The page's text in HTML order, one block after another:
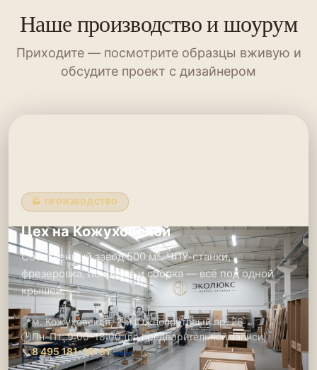
Наше производство и шоурум
Приходите — посмотрите образцы вживую и
обсудите проект с дизайнером
🏭 ПРОИЗВОДСТВО
Цех на Кожуховской
Собственный завод 500 м². ЧПУ-станки,
фрезеровка, покраска и сборка — всё под одной
крышей.
📍м. Кожуховская, 2-й Южнопортовый пр. 26
🕑Пн–Пт: 9:00–18:00 (по предварительной записи)
📞8 495 181-19-91